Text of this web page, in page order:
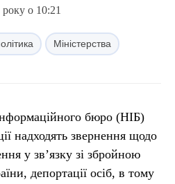
року о 10:21
Міністерства
бюро (НІБ)
надходять звернення щодо
у зв’язку зі збройною
депортації осіб, в тому